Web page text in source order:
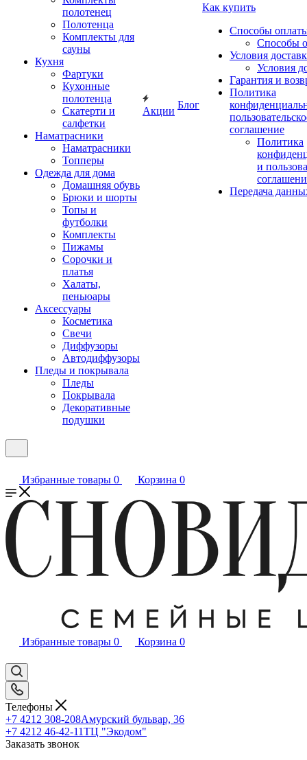
полотенец
Полотенца
Комплекты для
сауны
Кухня
Фартуки
Кухонные
полотенца
Скатерти и
салфетки
Наматрасники
Наматрасники
Топперы
Одежда для дома
Домашняя обувь
Брюки и шорты
Топы и
футболки
Комплекты
Пижамы
Сорочки и
платья
Халаты,
пеньюары
Аксессуары
Косметика
Свечи
Диффузоры
Автодиффузоры
Пледы и покрывала
Пледы
Покрывала
Декоративные
подушки
Акции
Блог
Как купить
Способы
Способы
Условия
Условия
Гарантия и
Политика
соглашение
Политика
и
Передача
Избранные товары 0 Корзина 0
Избранные товары 0 Корзина 0
Телефоны
+7 4212 308-208Амурский бульвар, 36
+7 4212 46-42-11ТЦ "Экодом"
Заказать звонок